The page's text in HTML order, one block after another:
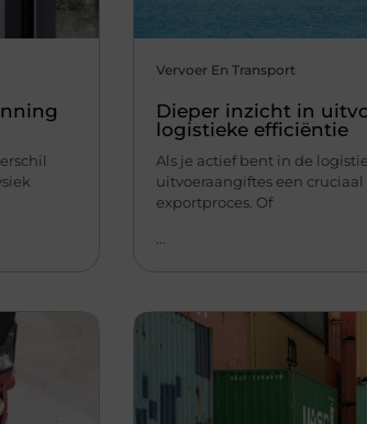
Vervoer En Transport
Dieper inzicht in
logistieke efficiëntie
Als je actief bent in de
uitvoeraangiftes een
exportproces. Of
...